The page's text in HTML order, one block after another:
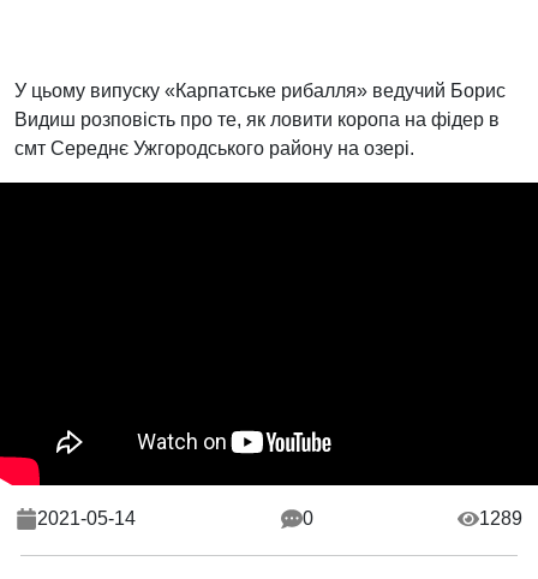
У цьому випуску «Карпатське рибалля» ведучий Борис
Видиш розповість про те, як ловити коропа на фідер в
смт Середнє Ужгородського району на озері.
2021-05-14 0 1289